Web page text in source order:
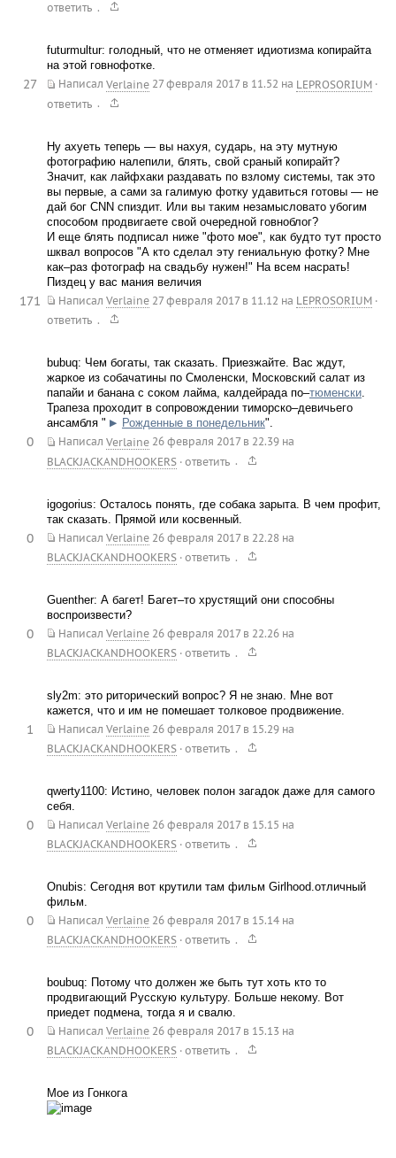
ответить .
futurmultur: голодный, что не отменяет идиотизма копирайта
на этой говнофотке.
Написал Verlaine 27 февраля 2017 в 11.52 на LEPROSORIUM ·
ответить .
27
Ну ахуеть теперь — вы нахуя, сударь, на эту мутную
фотографию налепили, блять, свой сраный копирайт?
Значит, как лайфхаки раздавать по взлому системы, так это
вы первые, а сами за галимую фотку удавиться готовы — не
дай бог CNN спиздит. Или вы таким незамысловато убогим
способом продвигаете свой очередной говноблог?
И еще блять подписал ниже "фото мое", как будто тут просто
шквал вопросов "А кто сделал эту гениальную фотку? Мне
как–раз фотограф на свадьбу нужен!" На всем насрать!
Пиздец у вас мания величия
Написал Verlaine 27 февраля 2017 в 11.12 на LEPROSORIUM ·
ответить .
171
bubuq: Чем богаты, так сказать. Приезжайте. Вас ждут,
жаркое из собачатины по Смоленски, Московский салат из
папайи и банана с соком лайма, калдейрада по–тюменски.
Трапеза проходит в сопровождении тиморско–девичьего
ансамбля " ▶ Рожденные в понедельник".
Написал Verlaine 26 февраля 2017 в 22.39на
BLACKJACKANDHOOKERS · ответить .
0
igogorius: Осталось понять, где собака зарыта. В чем профит,
так сказать. Прямой или косвенный.
Написал Verlaine 26 февраля 2017 в 22.28на
BLACKJACKANDHOOKERS · ответить .
0
Guenther: А багет! Багет–то хрустящий они способны
воспроизвести?
Написал Verlaine 26 февраля 2017 в 22.26на
BLACKJACKANDHOOKERS · ответить .
0
sly2m: это риторический вопрос? Я не знаю. Мне вот
кажется, что и им не помешает толковое продвижение.
Написал Verlaine 26 февраля 2017 в 15.29на
BLACKJACKANDHOOKERS · ответить .
1
qwerty1100: Истино, человек полон загадок даже для самого
себя.
Написал Verlaine 26 февраля 2017 в 15.15 на
BLACKJACKANDHOOKERS · ответить .
0
Onubis: Сегодня вот крутили там фильм Girlhood.отличный
фильм.
Написал Verlaine 26 февраля 2017 в 15.14на
BLACKJACKANDHOOKERS · ответить .
0
bоubuq: Потому что должен же быть тут хоть кто то
продвигающий Русскую культуру. Больше некому. Вот
приедет подмена, тогда я и свалю.
Написал Verlaine 26 февраля 2017 в 15.13 на
BLACKJACKANDHOOKERS · ответить .
0
Мое из Гонкога